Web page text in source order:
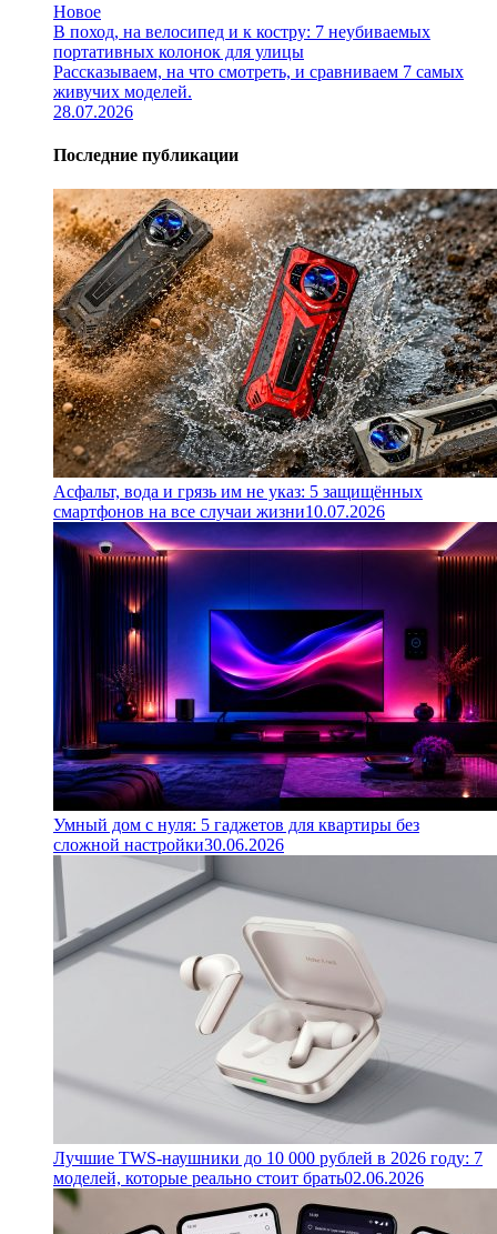
Новое
В поход, на велосипед и к костру: 7 неубиваемых
портативных колонок для улицы
Рассказываем, на что смотреть, и сравниваем 7 самых
живучих моделей.
28.07.2026
Последние публикации
Асфальт, вода и грязь им не указ: 5 защищённых
смартфонов на все случаи жизни10.07.2026
Умный дом с нуля: 5 гаджетов для квартиры без
сложной настройки30.06.2026
Лучшие TWS-наушники до 10 000 рублей в 2026 году: 7
моделей, которые реально стоит брать02.06.2026